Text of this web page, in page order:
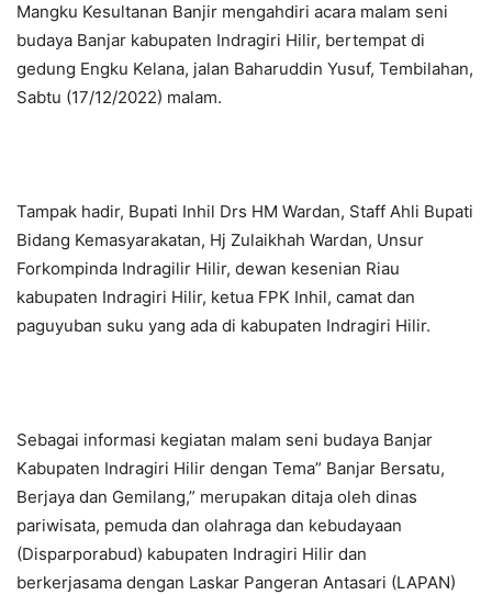
Mangku Kesultanan Banjir mengahdiri acara malam seni
budaya Banjar kabupaten Indragiri Hilir, bertempat di
gedung Engku Kelana, jalan Baharuddin Yusuf, Tembilahan,
Sabtu (17/12/2022) malam.
Tampak hadir, Bupati Inhil Drs HM Wardan, Staff Ahli Bupati
Bidang Kemasyarakatan, Hj Zulaikhah Wardan, Unsur
Forkompinda Indragilir Hilir, dewan kesenian Riau
kabupaten Indragiri Hilir, ketua FPK Inhil, camat dan
paguyuban suku yang ada di kabupaten Indragiri Hilir.
Sebagai informasi kegiatan malam seni budaya Banjar
Kabupaten Indragiri Hilir dengan Tema” Banjar Bersatu,
Berjaya dan Gemilang,” merupakan ditaja oleh dinas
pariwisata, pemuda dan olahraga dan kebudayaan
(Disparporabud) kabupaten Indragiri Hilir dan
berkerjasama dengan Laskar Pangeran Antasari (LAPAN)